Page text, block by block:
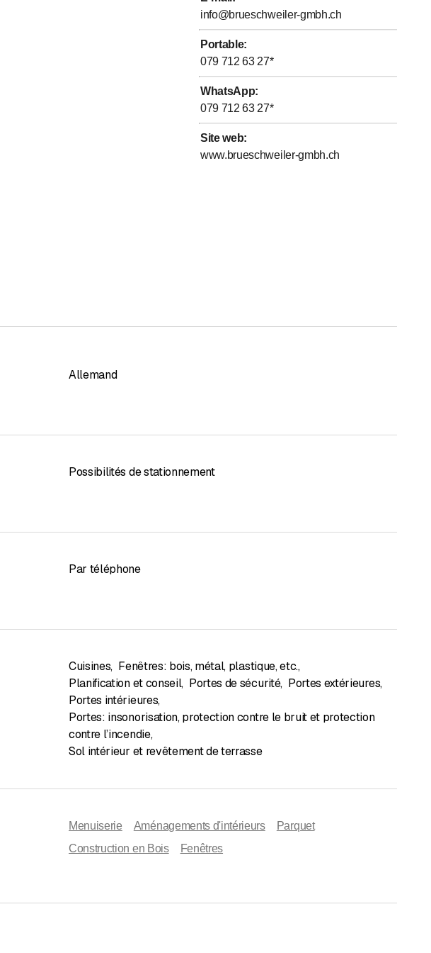
intérieures sur mesure, les portes en bois massif, les meubles, les tables, les
les corniches en bois massif et les corniches à rideaux.
biologique. Durables et faciles à nettoyer.
info@brueschweiler-gmbh.ch
Portable:
079 712 63 27*
WhatsApp:
079 712 63 27*
Site web:
www.brueschweiler-gmbh.ch
Allemand
Possibilités de stationnement
Par téléphone
Cuisines, Fenêtres: bois, métal, plastique, etc.,
Planification et conseil, Portes de sécurité, Portes extérieures,
Portes intérieures,
Portes: insonorisation, protection contre le bruit et protection
contre l’incendie,
Sol intérieur et revêtement de terrasse
Menuiserie Aménagements d'intérieurs
Parquet
Construction en Bois
Fenêtres